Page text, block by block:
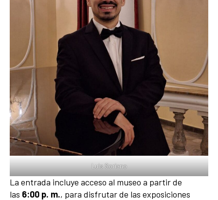
Luis Soriano
La entrada incluye acceso al museo a partir de
las 6:00 p. m., para disfrutar de las exposiciones